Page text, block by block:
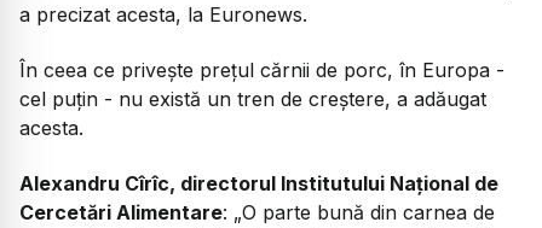
a precizat acesta, la Euronews.
În ceea ce privește prețul cărnii de porc, în Europa -
cel puțin - nu există un tren de creștere, a adăugat
acesta.
Alexandru Cîrîc, directorul Institutului Național de
Cercetări Alimentare: „O parte bună din carnea de